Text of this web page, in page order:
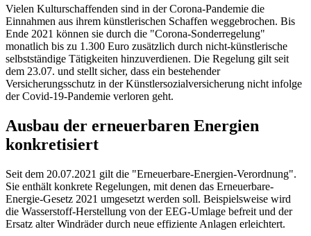
Vielen Kulturschaffenden sind in der Corona-Pandemie die
Einnahmen aus ihrem künstlerischen Schaffen weggebrochen. Bis
Ende 2021 können sie durch die "Corona-Sonderregelung"
monatlich bis zu 1.300 Euro zusätzlich durch nicht-künstlerische
selbstständige Tätigkeiten hinzuverdienen. Die Regelung gilt seit
dem 23.07. und stellt sicher, dass ein bestehender
Versicherungsschutz in der Künstlersozialversicherung nicht infolge
der Covid-19-Pandemie verloren geht.
Ausbau der erneuerbaren Energien
konkretisiert
Seit dem 20.07.2021 gilt die "Erneuerbare-Energien-Verordnung".
Sie enthält konkrete Regelungen, mit denen das Erneuerbare-
Energie-Gesetz 2021 umgesetzt werden soll. Beispielsweise wird
die Wasserstoff-Herstellung von der EEG-Umlage befreit und der
Ersatz alter Windräder durch neue effiziente Anlagen erleichtert.